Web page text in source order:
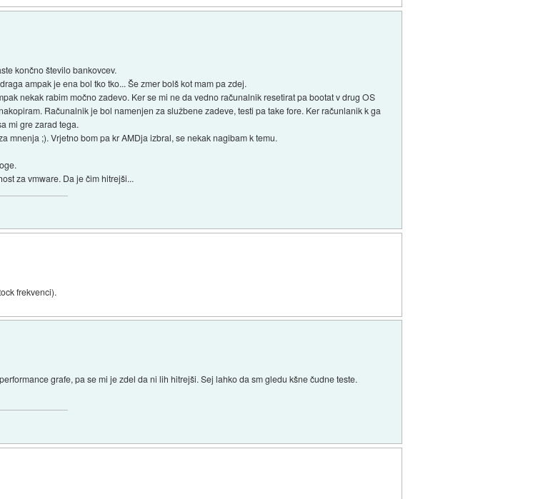
končno število bankovcev.
ampak je ena bol tko tko... Še zmer bolš kot mam pa zdej.
nekak rabim močno zadevo. Ker se mi ne da vedno računalnik resetirat pa bootat v drug OS
Računalnik je bol namenjen za službene zadeve, testi pa take fore. Ker računlanik k ga
mi gre zarad tega.
mnenja ;). Vrjetno bom pa kr AMDja izbral, se nekak nagibam k temu.
za vmware. Da je čim hitrejši...
frekvenci).
grafe, pa se mi je zdel da ni lih hitrejši. Sej lahko da sm gledu kšne čudne teste.